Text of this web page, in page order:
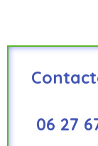
06 27